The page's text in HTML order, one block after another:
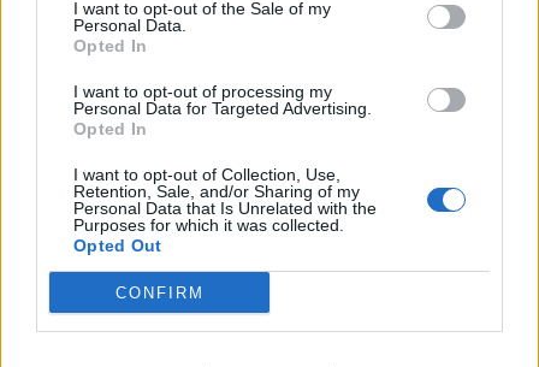
I want to opt-out of the Sale of my
Personal Data.
Opted In
I want to opt-out of processing my
Personal Data for Targeted Advertising.
Opted In
I want to opt-out of Collection, Use,
Retention, Sale, and/or Sharing of my
Personal Data that Is Unrelated with the
Purposes for which it was collected.
Opted Out
CONFIRM
nastopila skupina Ringlšpil
7. avgust 2026
Opozorilo:Po 297. členu Kazenskega zakonika je
posameznik kazensko odgovoren za javno spodbujanje
sovraštva, nasilja ali nestrpnosti. Komentarji z žaljivimi,